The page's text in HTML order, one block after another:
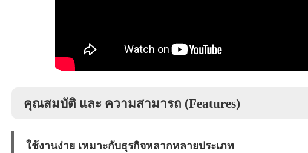
คุณสมบัติ และ ความสามารถ (Features)
ใช้งานง่าย เหมาะกับธุรกิจหลากหลายประเภท